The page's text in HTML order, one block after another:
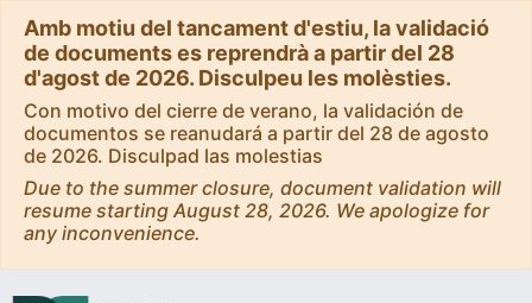
Amb motiu del tancament d'estiu, la validació
de documents es reprendrà a partir del 28
d'agost de 2026. Disculpeu les molèsties.
Con motivo del cierre de verano, la validación de
documentos se reanudará a partir del 28 de agosto
de 2026. Disculpad las molestias
Due to the summer closure, document validation will
resume starting August 28, 2026. We apologize for
any inconvenience.